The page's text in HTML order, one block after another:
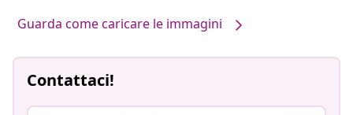
Guarda come caricare le immagini
Contattaci!